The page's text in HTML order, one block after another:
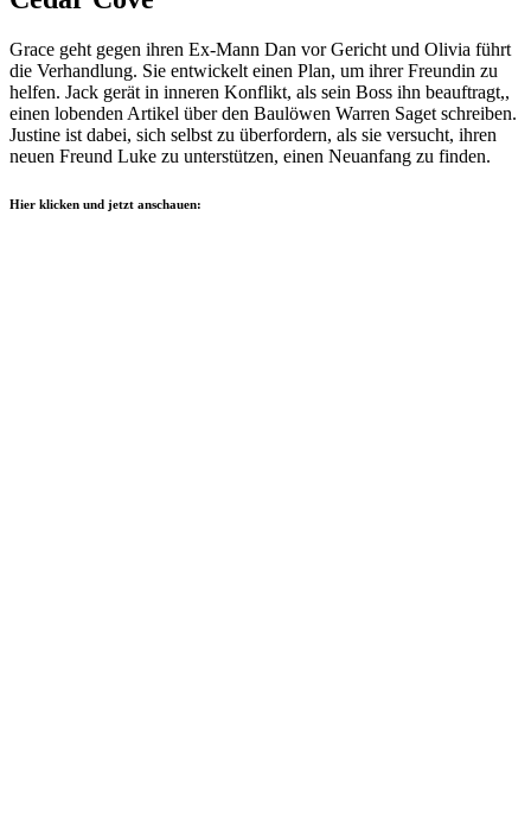
Grace geht gegen ihren Ex-Mann Dan vor Gericht und Olivia führt
die Verhandlung. Sie entwickelt einen Plan, um ihrer Freundin zu
helfen. Jack gerät in inneren Konflikt, als sein Boss ihn beauftragt,,
einen lobenden Artikel über den Baulöwen Warren Saget schreiben.
Justine ist dabei, sich selbst zu überfordern, als sie versucht, ihren
neuen Freund Luke zu unterstützen, einen Neuanfang zu finden.
Hier klicken und jetzt anschauen: